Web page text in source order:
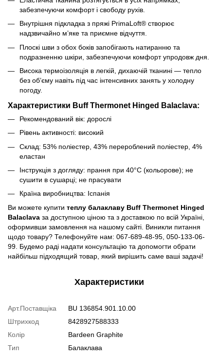
забезпечуючи комфорт і свободу рухів.
Внутрішня підкладка з пряжі PrimaLoft® створює
надзвичайно м’яке та приємне відчуття.
Плоскі шви з обох боків запобігають натиранню та
подразненню шкіри, забезпечуючи комфорт упродовж дня.
Висока термоізоляція в легкій, дихаючій тканині — тепло
без об’єму навіть під час інтенсивних занять у холодну
погоду.
Характеристики Buff Thermonet Hinged Balaclava:
Рекомендований вік: дорослі
Рівень активності: високий
Склад: 53% поліестер, 43% перероблений поліестер, 4%
еластан
Інструкція з догляду: прання при 40°C (кольорове); не
сушити в сушарці; не прасувати
Країна виробництва: Іспанія
Ви можете купити теплу балаклаву Buff Thermonet Hinged
Balaclava за доступною ціною та з доставкою по всій Україні,
оформивши замовлення на нашому сайті. Виникли питання
щодо товару? Телефонуйте нам: 067-689-48-95, 050-133-06-
99. Будемо раді надати консультацію та допомогти обрати
найбільш підходящий товар, який вирішить саме ваші задачі!
Характеристики
Арт.Поставщіка
BU 136854.901.10.00
Штрихкод
8428927588333
Колір
Bardeen Graphite
Тип
Балаклава